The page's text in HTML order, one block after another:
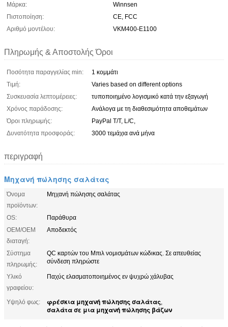
Μάρκα:
Winnsen
Πιστοποίηση:
CE, FCC
Αριθμό μοντέλου:
VKM400-E1100
Πληρωμής & Αποστολής Όροι
Ποσότητα παραγγελίας min:
1 κομμάτι
Τιμή:
Varies based on different options
Συσκευασία λεπτομέρειες:
τυποποιημένο λογισμικό κατά την εξαγωγή
Χρόνος παράδοσης:
Ανάλογα με τη διαθεσιμότητα αποθεμάτων
Όροι πληρωμής:
PayPal T/T, L/C,
Δυνατότητα προσφοράς:
3000 τεμάχια ανά μήνα
περιγραφή
Μηχανή πώλησης σαλάτας
Όνομα
προϊόντων:
Μηχανή πώλησης σαλάτας
OS:
Παράθυρα
OEM/OEM
διαταγή:
Αποδεκτός
Σύστημα
πληρωμής:
QC καρτών του Μπιλ νομισμάτων κώδικας. Σε απευθείας
σύνδεση πληρώστε
Υλικό
γραφείου:
Παχύς ελασματοποιημένος εν ψυχρώ χάλυβας
Υψηλό φως: φρέσκια μηχανή πώλησης σαλάτας,
σαλάτα σε μια μηχανή πώλησης βάζων